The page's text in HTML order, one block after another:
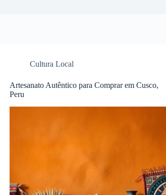
Cultura Local
Artesanato Autêntico para Comprar em Cusco,
Peru